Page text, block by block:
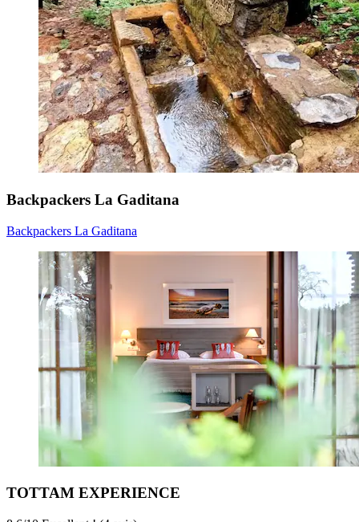
Backpackers La Gaditana
Backpackers La Gaditana
TOTTAM EXPERIENCE